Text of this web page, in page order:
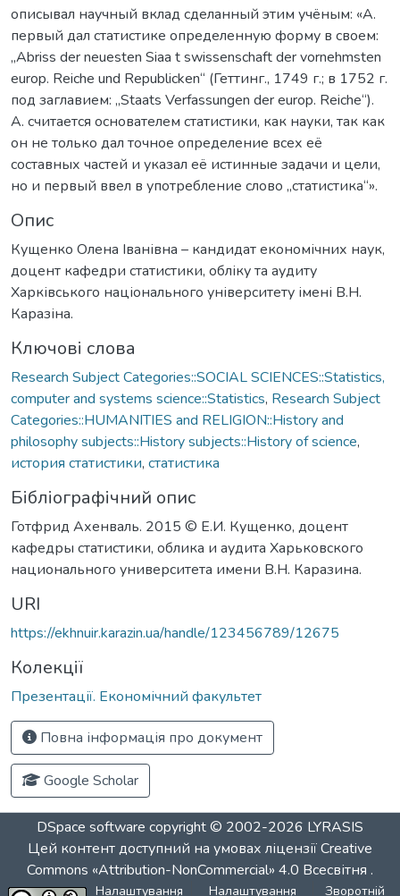
описывал научный вклад сделанный этим учёным: «А.
первый дал статистике определенную форму в своем:
„Abriss der neuesten Siaa t swissenschaft der vornehmsten
europ. Reiche und Republicken“ (Геттинг., 1749 г.; в 1752 г.
под заглавием: „Staats Verfassungen der europ. Reiche“).
А. считается основателем статистики, как науки, так как
он не только дал точное определение всех её
составных частей и указал её истинные задачи и цели,
но и первый ввел в употребление слово „статистика“».
Опис
Кущенко Олена Іванівна – кандидат економічних наук,
доцент кафедри статистики, обліку та аудиту
Харківського національного університету імені В.Н.
Каразіна.
Ключові слова
Research Subject Categories::SOCIAL SCIENCES::Statistics,
computer and systems science::Statistics, Research Subject
Categories::HUMANITIES and RELIGION::History and
philosophy subjects::History subjects::History of science,
история статистики, статистика
Бібліографічний опис
Готфрид Ахенваль. 2015 © Е.И. Кущенко, доцент
кафедры статистики, облика и аудита Харьковского
национального университета имени В.Н. Каразина.
URI
https://ekhnuir.karazin.ua/handle/123456789/12675
Колекції
Презентації. Економічний факультет
Повна інформація про документ
Google Scholar
DSpace software copyright © 2002-2026 LYRASIS
Цей контент доступний на умовах ліцензіїCreative
Commons «Attribution-NonCommercial» 4.0 Всесвітня .
Налаштування Налаштування Зворотній